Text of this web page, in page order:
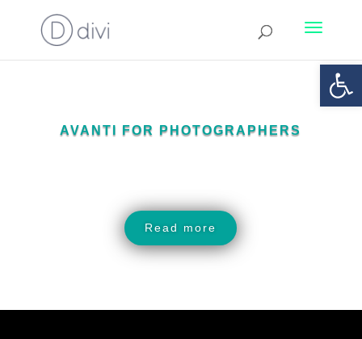
Abrir
AVANTI FOR PHOTOGRAPHERS
Read more